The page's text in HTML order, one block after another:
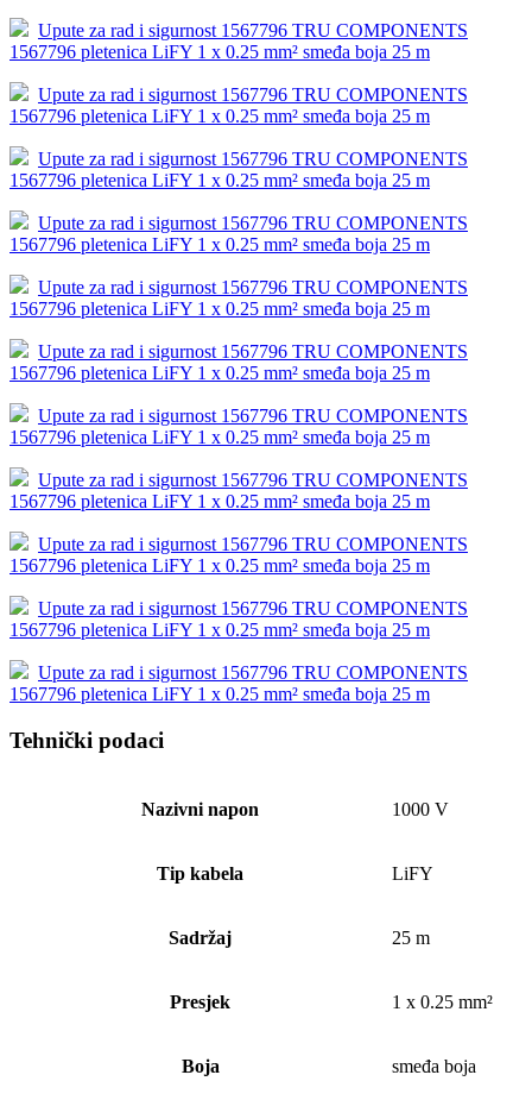
Upute za rad i sigurnost 1567796 TRU COMPONENTS
1567796 pletenica LiFY 1 x 0.25 mm² smeđa boja 25 m
Upute za rad i sigurnost 1567796 TRU COMPONENTS
1567796 pletenica LiFY 1 x 0.25 mm² smeđa boja 25 m
Upute za rad i sigurnost 1567796 TRU COMPONENTS
1567796 pletenica LiFY 1 x 0.25 mm² smeđa boja 25 m
Upute za rad i sigurnost 1567796 TRU COMPONENTS
1567796 pletenica LiFY 1 x 0.25 mm² smeđa boja 25 m
Upute za rad i sigurnost 1567796 TRU COMPONENTS
1567796 pletenica LiFY 1 x 0.25 mm² smeđa boja 25 m
Upute za rad i sigurnost 1567796 TRU COMPONENTS
1567796 pletenica LiFY 1 x 0.25 mm² smeđa boja 25 m
Upute za rad i sigurnost 1567796 TRU COMPONENTS
1567796 pletenica LiFY 1 x 0.25 mm² smeđa boja 25 m
Upute za rad i sigurnost 1567796 TRU COMPONENTS
1567796 pletenica LiFY 1 x 0.25 mm² smeđa boja 25 m
Upute za rad i sigurnost 1567796 TRU COMPONENTS
1567796 pletenica LiFY 1 x 0.25 mm² smeđa boja 25 m
Upute za rad i sigurnost 1567796 TRU COMPONENTS
1567796 pletenica LiFY 1 x 0.25 mm² smeđa boja 25 m
Upute za rad i sigurnost 1567796 TRU COMPONENTS
1567796 pletenica LiFY 1 x 0.25 mm² smeđa boja 25 m
Tehnički podaci
Nazivni napon 1000 V
Tip kabela LiFY
Sadržaj 25 m
Presjek 1 x 0.25 mm²
Boja smeđa boja